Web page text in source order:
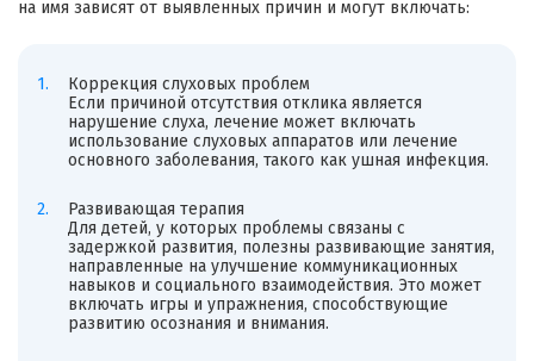
на имя зависят от выявленных причин и могут включать:
Коррекция слуховых проблем
Если причиной отсутствия отклика является
нарушение слуха, лечение может включать
использование слуховых аппаратов или лечение
основного заболевания, такого как ушная инфекция.
Развивающая терапия
Для детей, у которых проблемы связаны с
задержкой развития, полезны развивающие занятия,
направленные на улучшение коммуникационных
навыков и социального взаимодействия. Это может
включать игры и упражнения, способствующие
развитию осознания и внимания.